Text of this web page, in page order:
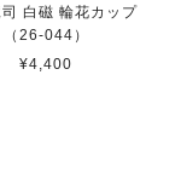
白磁 輪花カップ
（26-044）
¥4,400